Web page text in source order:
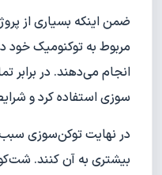
ضمن اینکه بسیاری از
مربوط به توکنومیک خود
انجام می‌دهند. در برابر
سوزی استفاده کرد و
در نهایت توکن‌سوزی
بیشتری به آن کنند.